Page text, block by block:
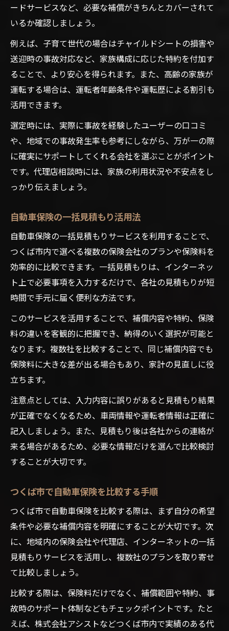
ードサービスなど、必要な補償がきちんとカバーされて
いるか確認しましょう。
例えば、子育て世代の場合はチャイルドシートの損害や
送迎時の事故対応など、家族構成に応じた特約を付加す
ることで、より安心を得られます。また、高齢の家族が
運転する場合は、運転者年齢条件や運転歴による割引も
活用できます。
選定時には、実際に事故を経験したユーザーの口コミ
や、地域での事故発生率も参考にしながら、万が一の際
に確実にサポートしてくれる会社を選ぶことがポイント
です。代理店相談時には、家族の利用状況や不安点をし
っかり伝えましょう。
自動車保険の一括見積もり活用法
自動車保険の一括見積もりサービスを利用することで、
つくば市内で選べる複数の保険会社のプランや保険料を
効率的に比較できます。一括見積もりは、インターネッ
ト上で必要事項を入力するだけで、各社の見積もりが短
時間で手元に届く便利な方法です。
このサービスを活用することで、補償内容や特約、保険
料の違いを客観的に把握でき、納得のいく選択が可能と
なります。複数社を比較することで、同じ補償内容でも
保険料に大きな差が出る場合もあり、家計の見直しに役
立ちます。
注意点としては、入力内容に誤りがあると見積もり結果
が正確でなくなるため、車両情報や運転者情報は正確に
記入しましょう。また、見積もり後は各社からの連絡が
来る場合があるため、必要な情報だけを選んで比較検討
することが大切です。
つくば市で自動車保険を比較する手順
つくば市で自動車保険を比較する際は、まず自分の希望
条件や必要な補償内容を明確にすることが大切です。次
に、地域内の保険会社や代理店、インターネットの一括
見積もりサービスを活用し、複数社のプランを取り寄せ
て比較しましょう。
比較する際は、保険料だけでなく、補償範囲や特約、事
故時のサポート体制などもチェックポイントです。たと
えば、株式会社アシストなどつくば市内で実績のある代